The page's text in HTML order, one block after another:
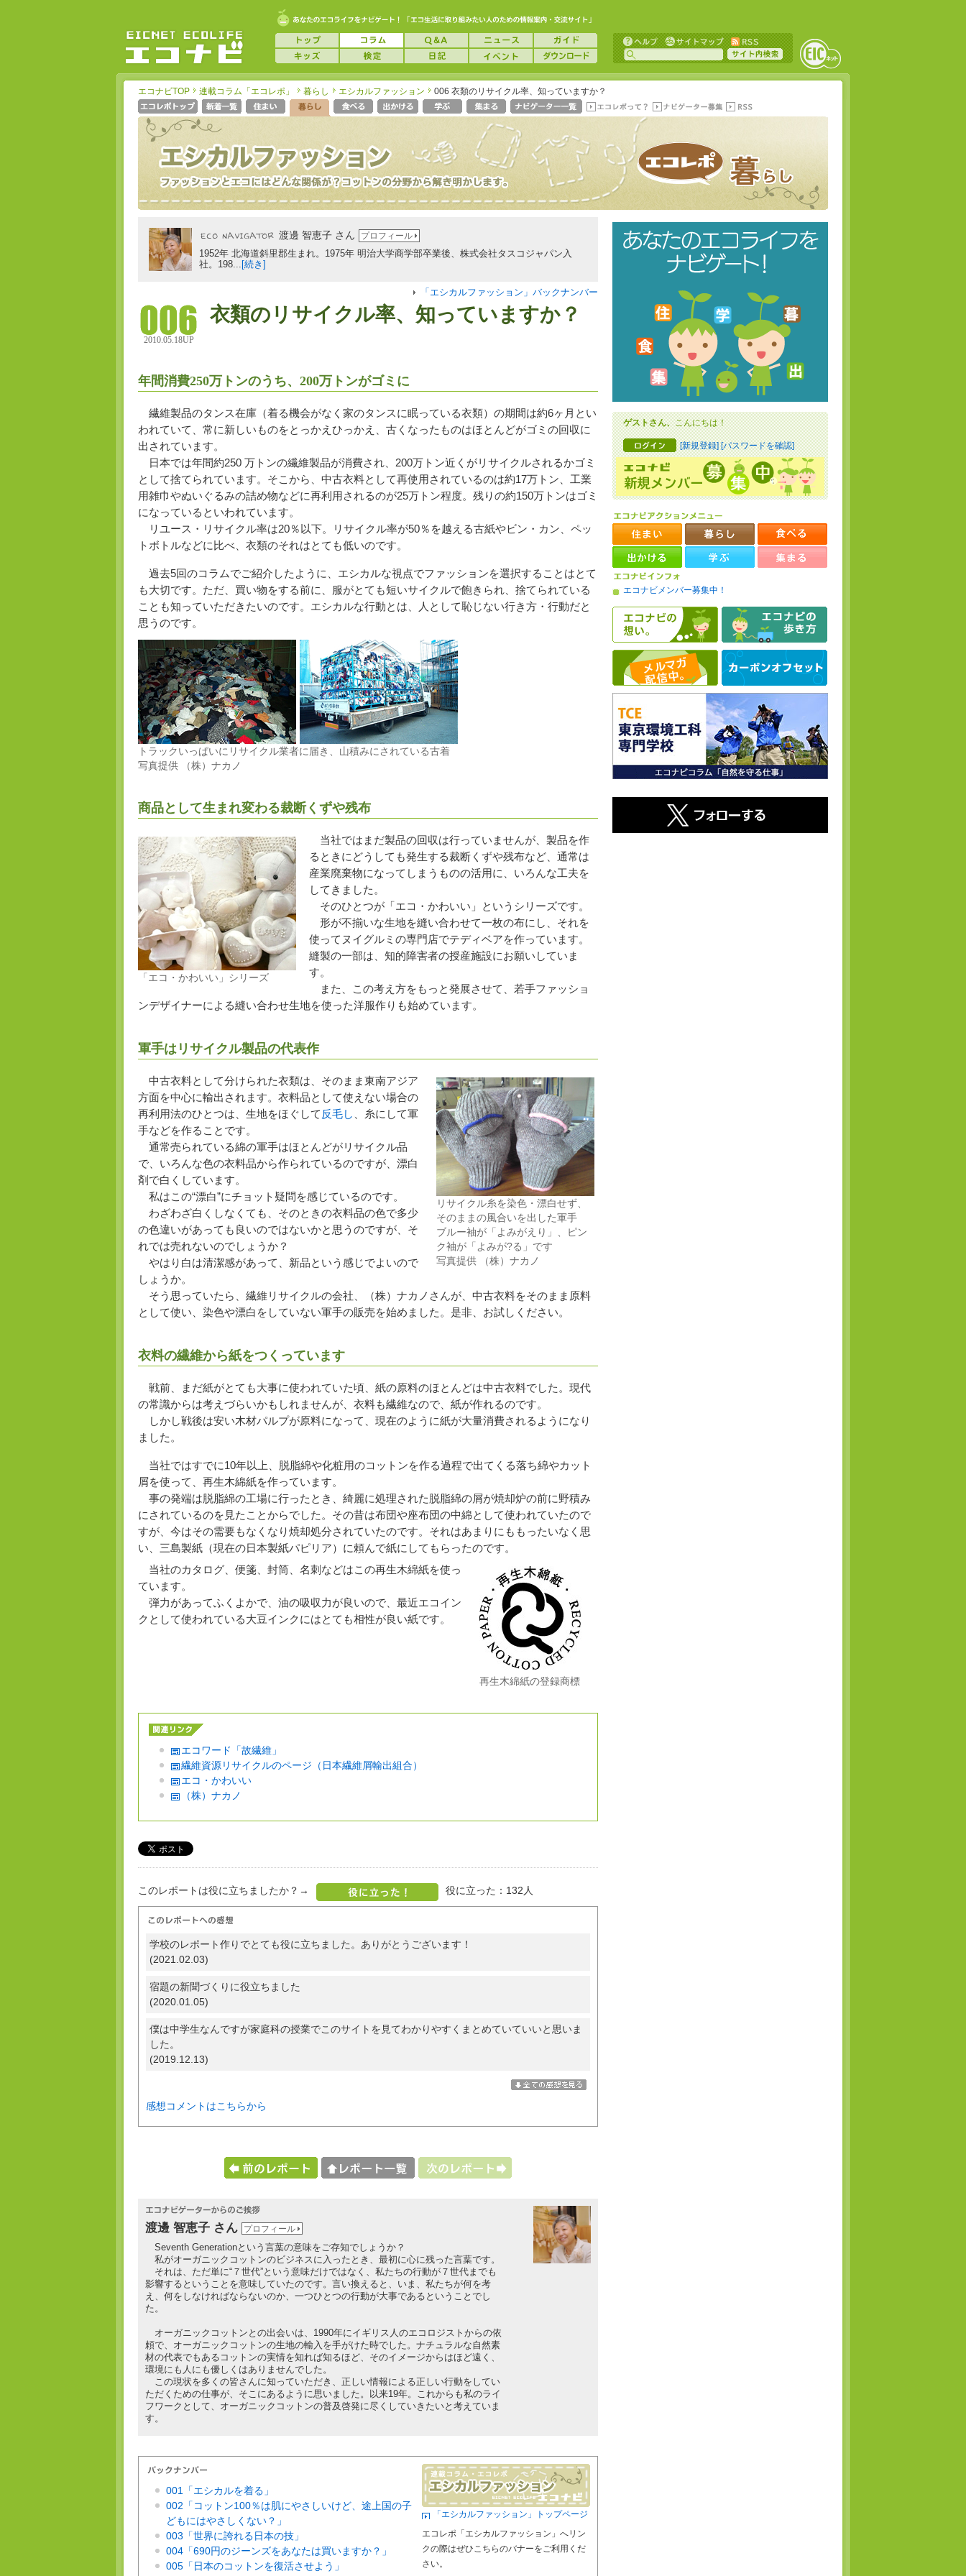
エコナビTOP 連載コラム「エコレポ」 暮らし エシカルファッション 006 衣類のリサイクル率、知っていますか？
渡邊 智恵子 さん
プロフィール
1952年 北海道斜里郡生まれ。1975年 明治大学商学部卒業後、株式会社タスコジャパン入
社。198... [続き]
「エシカルファッション」バックナンバー
2010.05.18UP
衣類のリサイクル率、知っていますか？
年間消費250万トンのうち、200万トンがゴミに
繊維製品のタンス在庫（着る機会がなく家のタンスに眠っている衣類）の期間は約6ヶ月とい
われていて、常に新しいものをとっかえひっかえ、古くなったものはほとんどがゴミの回収に
出されています。
日本では年間約250 万トンの繊維製品が消費され、200万トン近くがリサイクルされるかゴミ
として捨てられています。そこから、中古衣料として再使用されているのは約17万トン、工業
用雑巾やぬいぐるみの詰め物などに再利用されるのが25万トン程度。残りの約150万トンはゴミ
になっているといわれています。
リユース・リサイクル率は20％以下。リサイクル率が50％を越える古紙やビン・カン、ペッ
トボトルなどに比べ、衣類のそれはとても低いのです。
過去5回のコラムでご紹介したように、エシカルな視点でファッションを選択することはとて
も大切です。ただ、買い物をする前に、服がとても短いサイクルで飽きられ、捨てられている
ことも知っていただきたいのです。エシカルな行動とは、人として恥じない行き方・行動だと
思うのです。
トラックいっぱいにリサイクル業者に届き、山積みにされている古着
写真提供 （株）ナカノ
商品として生まれ変わる裁断くずや残布
「エコ・かわいい」シリーズ
当社ではまだ製品の回収は行っていませんが、製品を作
るときにどうしても発生する裁断くずや残布など、通常は
産業廃棄物になってしまうものの活用に、いろんな工夫を
してきました。
そのひとつが「エコ・かわいい」というシリーズです。
形が不揃いな生地を縫い合わせて一枚の布にし、それを
使ってヌイグルミの専門店でテディベアを作っています。
縫製の一部は、知的障害者の授産施設にお願いしていま
す。
また、この考え方をもっと発展させて、若手ファッショ
ンデザイナーによる縫い合わせ生地を使った洋服作りも始めています。
軍手はリサイクル製品の代表作
リサイクル糸を染色・漂白せず、
そのままの風合いを出した軍手
ブルー袖が「よみがえり」、ピン
ク袖が「よみが?る」です
写真提供 （株）ナカノ
中古衣料として分けられた衣類は、そのまま東南アジア
方面を中心に輸出されます。衣料品として使えない場合の
再利用法のひとつは、生地をほぐして 反毛し
、糸にして軍
手などを作ることです。
通常売られている綿の軍手はほとんどがリサイクル品
で、いろんな色の衣料品から作られているのですが、漂白
剤で白くしています。
私はこの“漂白”にチョット疑問を感じているのです。
わざわざ白くしなくても、そのときの衣料品の色で多少
の色違いがあっても良いのではないかと思うのですが、そ
れでは売れないのでしょうか？
やはり白は清潔感があって、新品という感じでよいので
しょうか。
そう思っていたら、繊維リサイクルの会社、（株）ナカノさんが、中古衣料をそのまま原料
として使い、染色や漂白をしていない軍手の販売を始めました。是非、お試しください。
衣料の繊維から紙をつくっています
戦前、まだ紙がとても大事に使われていた頃、紙の原料のほとんどは中古衣料でした。現代
の常識からは考えづらいかもしれませんが、衣料も繊維なので、紙が作れるのです。
しかし戦後は安い木材パルプが原料になって、現在のように紙が大量消費されるようになり
ました。
当社ではすでに10年以上、脱脂綿や化粧用のコットンを作る過程で出てくる落ち綿やカット
屑を使って、再生木綿紙を作っています。
事の発端は脱脂綿の工場に行ったとき、綺麗に処理された脱脂綿の屑が焼却炉の前に野積み
にされているのを見たことからでした。その昔は布団や座布団の中綿として使われていたので
すが、今はその需要もなくなり焼却処分されていたのです。それはあまりにももったいなく思
い、三島製紙（現在の日本製紙パピリア）に頼んで紙にしてもらったのです。
再生木綿紙の登録商標
当社のカタログ、便箋、封筒、名刺などはこの再生木綿紙を使っ
ています。
弾力があってふくよかで、油の吸収力が良いので、最近エコイン
クとして使われている大豆インクにはとても相性が良い紙です。
エコワード「故繊維」
繊維資源リサイクルのページ（日本繊維屑輸出組合）
エコ・かわいい
（株）ナカノ
このレポートは役に立ちましたか？→ 役に立った： 132 人
学校のレポート作りでとても役に立ちました。ありがとうございます！
(2021.02.03)
宿題の新聞づくりに役立ちました
(2020.01.05)
僕は中学生なんですが家庭科の授業でこのサイトを見てわかりやすくまとめていていいと思いま
した。
(2019.12.13)
感想コメントはこちらから
渡邊 智恵子 さん プロフィール
Seventh Generationという言葉の意味をご存知でしょうか？
私がオーガニックコットンのビジネスに入ったとき、最初に心に残った言葉です。
それは、ただ単に“７世代”という意味だけではなく、私たちの行動が７世代までも
影響するということを意味していたのです。言い換えると、いま、私たちが何を考
え、何をしなければならないのか、一つひとつの行動が大事であるということでし
た。
オーガニックコットンとの出会いは、1990年にイギリス人のエコロジストからの依
頼で、オーガニックコットンの生地の輸入を手がけた時でした。ナチュラルな自然素
材の代表でもあるコットンの実情を知れば知るほど、そのイメージからはほど遠く、
環境にも人にも優しくはありませんでした。
この現状を多くの皆さんに知っていただき、正しい情報による正しい行動をしてい
ただくための仕事が、そこにあるように思いました。以来19年。これからも私のライ
フワークとして、オーガニックコットンの普及啓発に尽くしていきたいと考えていま
す。
「エシカルファッション」トップページ
エコレポ「エシカルファッション」へリン
クの際はぜひこちらのバナーをご利用くだ
さい。
001「エシカルを着る」
002「コットン100％は肌にやさしいけど、途上国の子
どもにはやさしくない？」
003「世界に誇れる日本の技」
004「690円のジーンズをあなたは買いますか？」
005「日本のコットンを復活させよう」
ゲストさん、こんにちは！
[新規登録] [パスワードを確認]
エコナビメンバー募集中！